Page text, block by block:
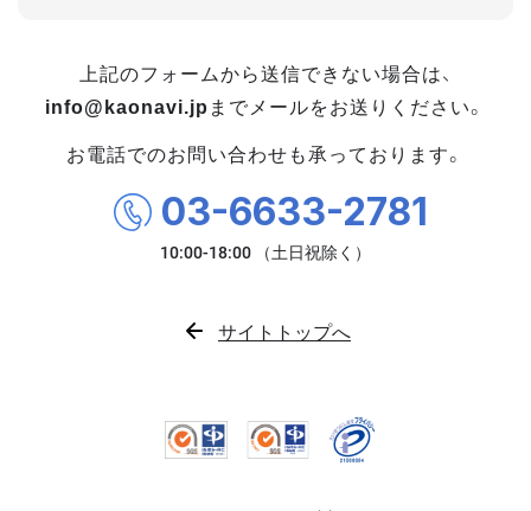
上記のフォームから送信できない場合は、
info@kaonavi.jp までメールをお送りください。
お電話でのお問い合わせも承っております。
03-6633-2781
サイトトップへ